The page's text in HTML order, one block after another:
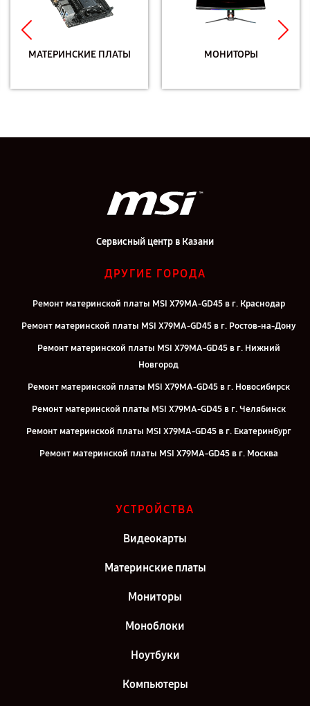
МАТЕРИНСКИЕ ПЛАТЫ МОНИТОРЫ
Сервисный центр в Казани
ДРУГИЕ ГОРОДА
Ремонт материнской платы MSI X79MA-GD45 в г. Краснодар
Ремонт материнской платы MSI X79MA-GD45 в г. Ростов-на-Дону
Ремонт материнской платы MSI X79MA-GD45 в г. Нижний
Новгород
Ремонт материнской платы MSI X79MA-GD45 в г. Новосибирск
Ремонт материнской платы MSI X79MA-GD45 в г. Челябинск
Ремонт материнской платы MSI X79MA-GD45 в г. Екатеринбург
Ремонт материнской платы MSI X79MA-GD45 в г. Москва
УСТРОЙСТВА
Видеокарты
Материнские платы
Мониторы
Моноблоки
Ноутбуки
Компьютеры